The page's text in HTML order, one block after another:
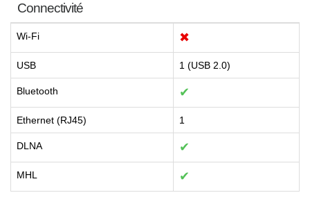
Connectivité
Wi-Fi ✖
USB 1 (USB 2.0)
Bluetooth ✔
Ethernet (RJ45) 1
DLNA ✔
MHL ✔